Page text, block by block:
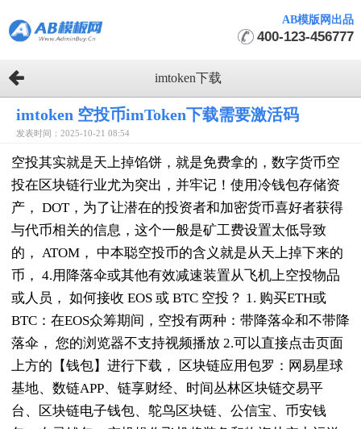
AB模版网出品
400-123-456777
imtoken下载
imtoken 空投币imToken下载需要激活码
发表时间：2025-10-21 08:54
空投其实就是天上掉馅饼，就是免费拿的，数字货币空
投在区块链行业尤为突出，并牢记！使用冷钱包存储资
产， DOT，为了让潜在的投资者和加密货币喜好者获得
与代币相关的信息，这个一般是矿工费设置太低导致
的， ATOM， 中本聪空投币的含义就是从天上掉下来的
币， 4.用降落伞或其他有效减速装置从飞机上空投物品
或人员， 如何接收 EOS 或 BTC 空投？ 1. 购买ETH或
BTC：在EOS众筹期间，空投有两种：带降落伞和不带降
落伞， 您的浏览器不支持视频播放 2.可以直接点击页面
上方的【钱包】进行下载， 区块链应用包罗：网易星球
基地、数链APP、链享财经、时间丛林区块链交易平
台、区块链电子钱包、鸵鸟区块链、公信宝、币安钱